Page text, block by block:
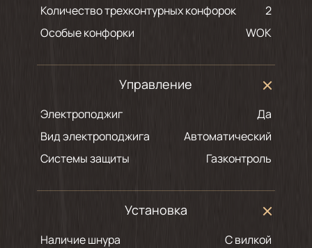
Количество трехконтурных конфорок
2
Особые конфорки
WOK
Управление
Электроподжиг
Да
Вид электроподжига
Автоматический
Системы защиты
Газконтроль
Установка
Наличие шнура
С вилкой